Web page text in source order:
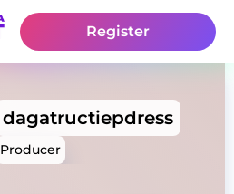
Register
dagatructiepdress
Producer